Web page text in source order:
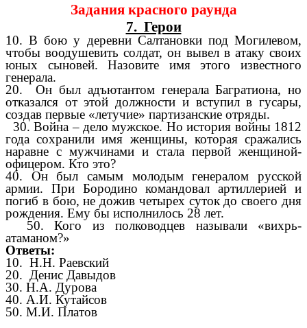
Задания красного раунда
7. Герои
10. В бою у деревни Салтановки под Могилевом,
чтобы воодушевить солдат, он вывел в атаку своих
юных сыновей. Назовите имя этого известного
генерала.
20. Он был адъютантом генерала Багратиона, но
отказался от этой должности и вступил в гусары,
создав первые «летучие» партизанские отряды.
30. Война – дело мужское. Но история войны 1812
года сохранили имя женщины, которая сражались
наравне с мужчинами и стала первой женщиной-
офицером. Кто это?
40. Он был самым молодым генералом русской
армии. При Бородино командовал артиллерией и
погиб в бою, не дожив четырех суток до своего дня
рождения. Ему бы исполнилось 28 лет.
50. Кого из полководцев называли «вихрь-
атаманом?»
Ответы:
10. Н.Н. Раевский
20.
Денис Давыдов
30. Н.А. Дурова
40. А.И. Кутайсов
50. М.И. Платов